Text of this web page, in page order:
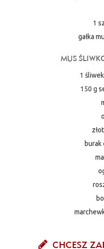
1
gałka
MUS
1
150 g
CHCESZ